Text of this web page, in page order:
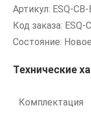
Артикул: ESQ-
Код заказа: ESQ-
Состояние: Новое
Технические
Комплектация